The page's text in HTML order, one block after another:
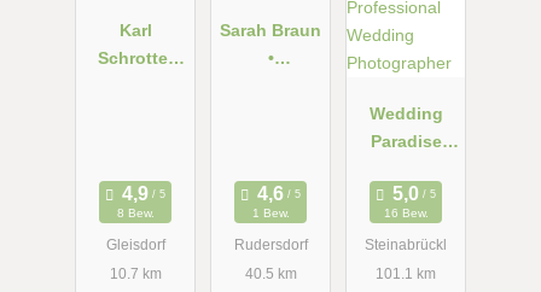
Karl
Schrotter
8 Bew.
Gleisdorf
10.7 km
Sarah Braun
•
1 Bew.
Rudersdorf
40.5 km
Wedding
Paradise
Professional
Wedding
Photograph
er
16 Bew.
Steinabrückl
101.1 km